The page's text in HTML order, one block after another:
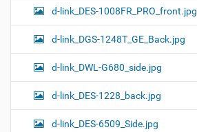
d-link_DES-1008FR_PRO_front.jpg
d-link_DGS-1248T_GE_Back.jpg
d-link_DWL-G680_side.jpg
d-link_DES-1228_back.jpg
d-link_DES-6509_Side.jpg